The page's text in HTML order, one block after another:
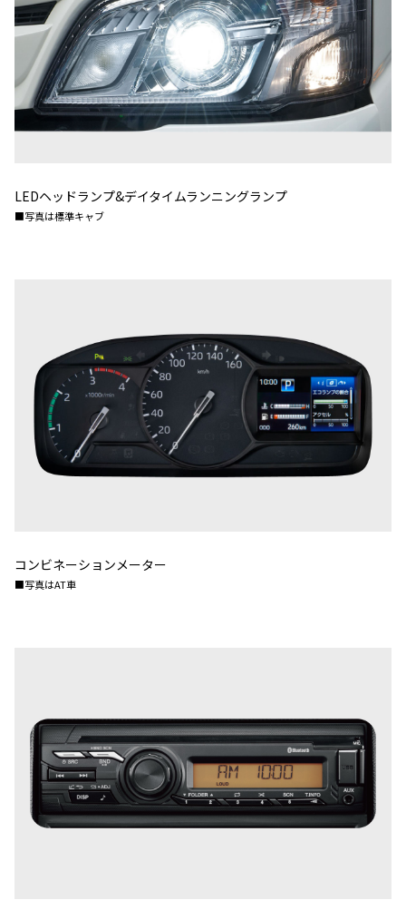
LEDヘッドランプ&デイタイムランニングランプ
■写真は標準キャブ
コンビネーションメーター
■写真はAT車